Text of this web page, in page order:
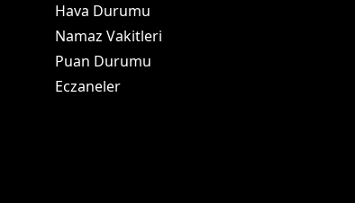
Hava Durumu
Namaz Vakitleri
Puan Durumu
Eczaneler